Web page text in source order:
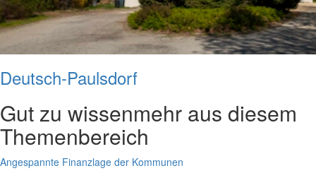
Deutsch-Paulsdorf
Gut zu wissenmehr aus diesem
Themenbereich
Angespannte Finanzlage der Kommunen